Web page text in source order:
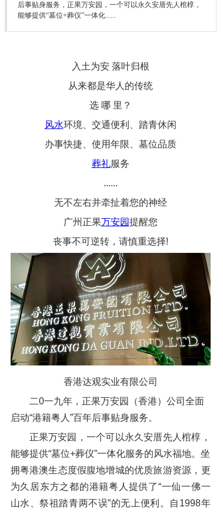
后事贴身服务，正果万安园，一个可以永久安厝先人棺椁，
能够提供“墓位+葬仪”一体化......
入土为安 落叶归根
从来都是华人的传统
选 哪 里？
风水环境、交通便利、踏青休闲
办事快捷、使用年限、墓位品质
葬礼服务
......
无不左右并牵扯着您的神经
广州正果万安园提醒您
丧事不可逆转，请慎重选择!
香港达观实业有限公司
二0一九年，正果万安园（香港）公司全面
启动“港籍粤人”百年后事贴身服务。
正果万安园，一个可以永久安厝先人棺椁，
能够提供“墓位+葬仪”一体化服务的风水福地。坐
拥粤港澳生态度假腹地增城的优质旅游资源，更
为久居东方之都的港籍粤人提供了“一仙一佛一
山水、祭祖踏青两不误”的无上便利。自1998年